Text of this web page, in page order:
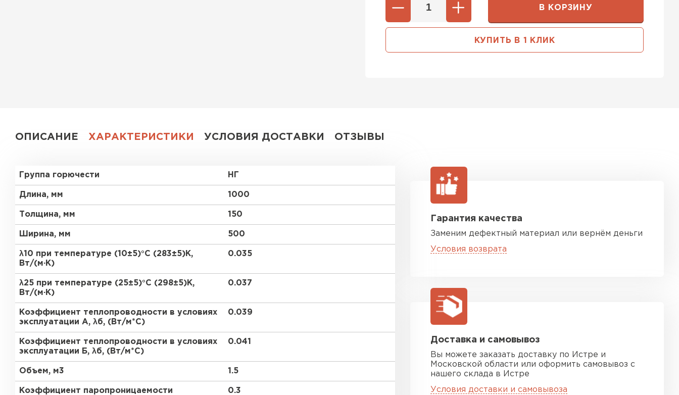
В КОРЗИНУ
КУПИТЬ В 1 КЛИК
ОПИСАНИЕ ХАРАКТЕРИСТИКИ УСЛОВИЯ ДОСТАВКИ ОТЗЫВЫ
Группа горючести НГ
Длина, мм 1000
Толщина, мм 150
Ширина, мм 500
λ10 при температуре (10±5)°С (283±5)К,
Вт/(м·К)
0.035
λ25 при температуре (25±5)°С (298±5)К,
Вт/(м·К)
0.037
Коэффициент теплопроводности в условиях
эксплуатации А, λб, (Вт/м*С)
0.039
Коэффициент теплопроводности в условиях
эксплуатации Б, λб, (Вт/м*С)
0.041
Объем, м3 1.5
Коэффициент паропроницаемости 0.3
Гарантия качества
Заменим дефектный материал или вернём деньги
Условия возврата
Доставка и самовывоз
Вы можете заказать доставку по Истре и
Московской области или оформить самовывоз с
нашего склада в Истре
Условия доставки и самовывоза
Утеплитель Тимплэкс
ПЕРЕЙТИ
ПЕРЕЙТИ ПЕРЕЙТИ
Утеплитель Изомин
ПЕРЕЙТИ
Рулонная кровля Брит
ПЕРЕЙТИ
Утеплитель Knauf
ПЕРЕЙТИ
Утеплитель Isoroc
ПЕРЕЙТИ
Утеплитель Isover
ПЕРЕЙТИ
Утеплитель Paroc
Утеплитель Белтеп
Утеплитель Термит
Утеплитель Ruspanel
Утеплитель Брит